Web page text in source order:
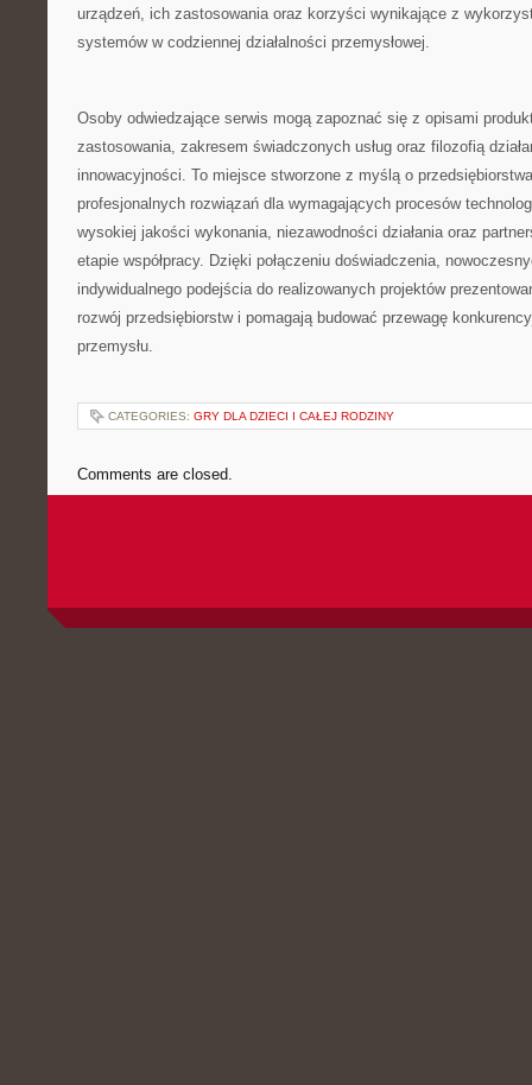
urządzeń, ich zastosowania oraz korzyści wynikające z
systemów w codziennej działalności przemysłowej.
Osoby odwiedzające serwis mogą zapoznać się z opisami
zastosowania, zakresem świadczonych usług oraz filozofią
innowacyjności. To miejsce stworzone z myślą o
profesjonalnych rozwiązań dla wymagających procesów
wysokiej jakości wykonania, niezawodności działania oraz
etapie współpracy. Dzięki połączeniu doświadczenia,
indywidualnego podejścia do realizowanych projektów
rozwój przedsiębiorstw i pomagają budować przewagę
przemysłu.
CATEGORIES: GRY DLA DZIECI I CAŁEJ RODZINY
Comments are closed.